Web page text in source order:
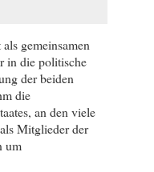
gemeinsamen
in die politische
der beiden
die
an den viele
Mitglieder der
um